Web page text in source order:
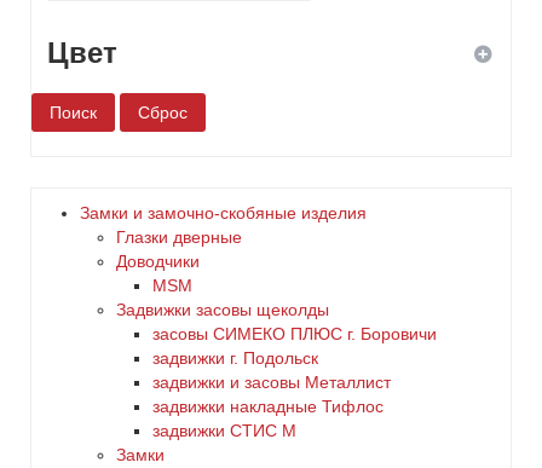
Цвет
белый
желтый
Замки и замочно-скобяные изделия
Глазки дверные
Доводчики
MSM
Задвижки засовы щеколды
заcовы СИМЕКО ПЛЮС г. Боровичи
задвижки г. Подольск
задвижки и засовы Металлист
задвижки накладные Тифлос
задвижки СТИС М
Замки